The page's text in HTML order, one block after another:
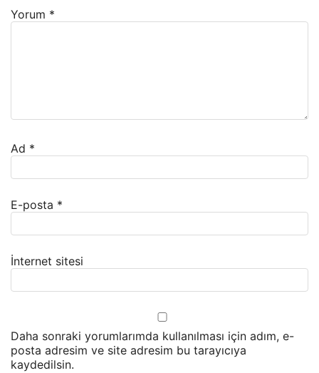
Yorum *
Ad *
E-posta *
İnternet sitesi
Daha sonraki yorumlarımda kullanılması için adım, e-
posta adresim ve site adresim bu tarayıcıya
kaydedilsin.